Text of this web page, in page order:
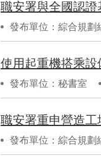
發布單位：綜合規劃
使用起重機搭乘
發布單位：秘書室
職安署重申營造
發布單位：綜合規劃